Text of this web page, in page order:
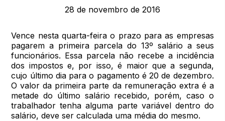
28 de novembro de 2016
Vence nesta quarta-feira o prazo para as empresas
pagarem a primeira parcela do 13º salário a seus
funcionários. Essa parcela não recebe a incidência
dos impostos e, por isso, é maior que a segunda,
cujo último dia para o pagamento é 20 de dezembro.
O valor da primeira parte da remuneração extra é a
metade do último salário recebido, porém, caso o
trabalhador tenha alguma parte variável dentro do
salário, deve ser calculada uma média do mesmo.